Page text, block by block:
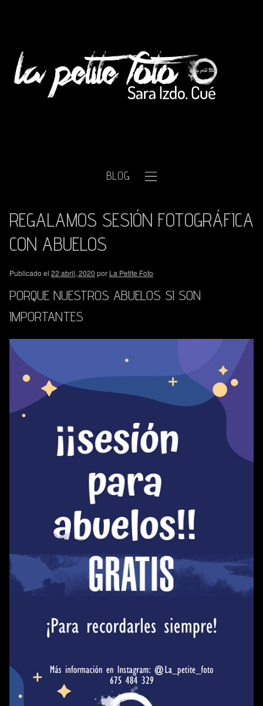
BLOG
REGALAMOS SESIÓN FOTOGRÁFICA
CON ABUELOS
Publicado el 22 abril, 2020 por La Petite Foto
PORQUE NUESTROS ABUELOS SI SON
IMPORTANTES